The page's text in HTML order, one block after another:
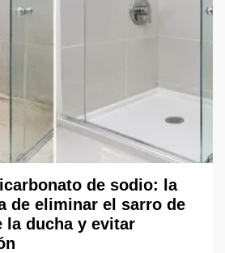
de sodio: la
de eliminar el sarro de
ducha y evitar